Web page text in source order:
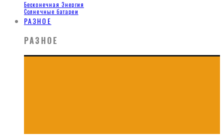
Бесконечная Энергия
Солнечные батареи
РАЗНОЕ
РАЗНОЕ